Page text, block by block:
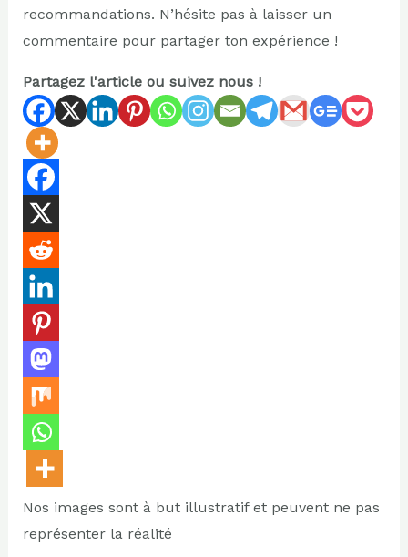
recommandations. N’hésite pas à laisser un
commentaire pour partager ton expérience !
Partagez l'article ou suivez nous !
Nos images sont à but illustratif et peuvent ne pas
représenter la réalité